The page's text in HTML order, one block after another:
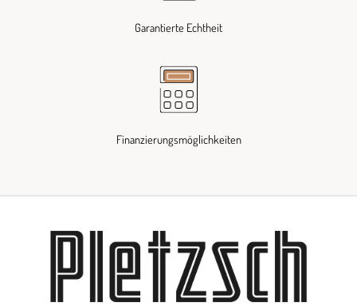
Garantierte Echtheit
Finanzierungsmöglichkeiten